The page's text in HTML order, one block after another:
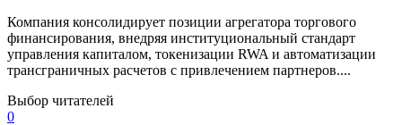
Компания консолидирует позиции агрегатора торгового
финансирования, внедряя институциональный стандарт
управления капиталом, токенизации RWA и автоматизации
трансграничных расчетов с привлечением партнеров....
Выбор читателей
0